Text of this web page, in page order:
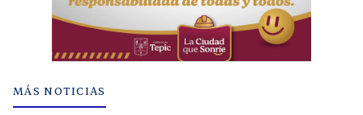
MÁS NOTICIAS